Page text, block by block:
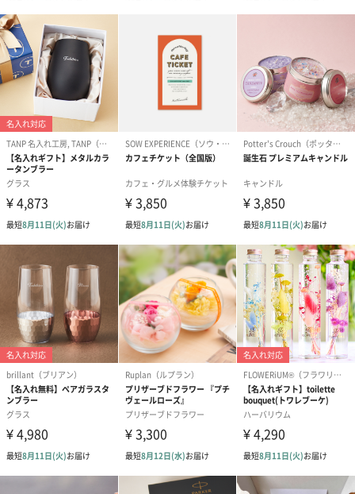
ハンドクリーム3本セッ
ト【ありがとう】
（1,100円）
シャワージェル＆ハン
ドクリーム（ピンクグ
レープフルーツ）
（2,145円）
シャワージェ
ドクリーム（
ッシュローズ
円）
リラックスグッズ
リラックスグッズを同梱してお届けします。
かき氷入浴剤4点セット
（ブルー）（748円）
かき氷入浴剤4点セット
（イエロー）（748円）
バスフラワー
【Thank you
円）